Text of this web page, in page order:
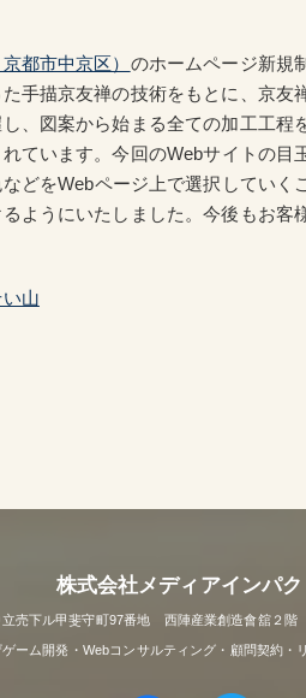
都市中京区） のホームページ新規
手描京友禅の技術をもとに、京友
、図案から始まる全ての加工工程
ています。今回のWebサイトの目
どをWebページ上で選択していく
ようにいたしました。今後もお客
山
株式会社メディアインパク
立売下ル甲斐守町97番地 西陣産業創造會舘
ーム開発・Webコンサルティング・顧問契約・